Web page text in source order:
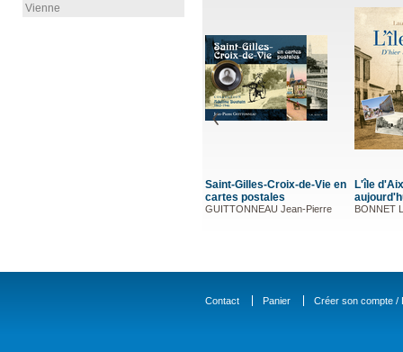
Vienne
Saint-Gilles-Croix-de-Vie en
cartes postales
GUITTONNEAU Jean-Pierre
L'île
BONNET
Contact Panier Créer son compte /